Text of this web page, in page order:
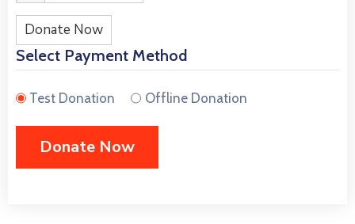
Donate Now
Select Payment Method
Test Donation Offline Donation